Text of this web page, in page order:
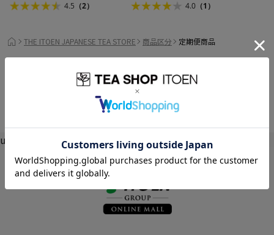
4.5 （2） 4.0 （1）
THE ITOEN JAPANESE TEA STORE 商品区分 定期便商品
undefined